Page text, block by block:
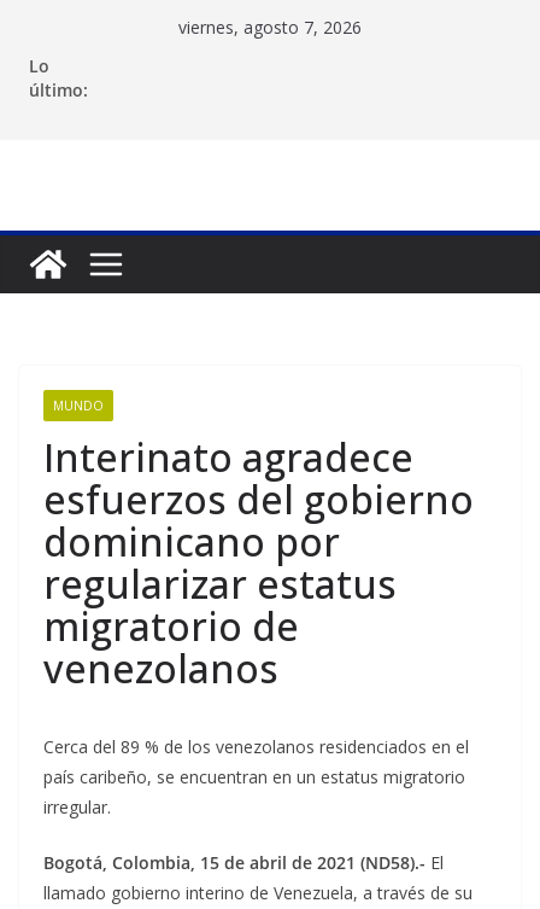
contenido
viernes, agosto 7, 2026
Lo
último:
MUNDO
Interinato agradece
esfuerzos del gobierno
dominicano por
regularizar estatus
migratorio de
venezolanos
Cerca del 89 % de los venezolanos residenciados en el
país caribeño, se encuentran en un estatus migratorio
irregular.
Bogotá, Colombia, 15 de abril de 2021 (ND58).- El
llamado gobierno interino de Venezuela, a través de su